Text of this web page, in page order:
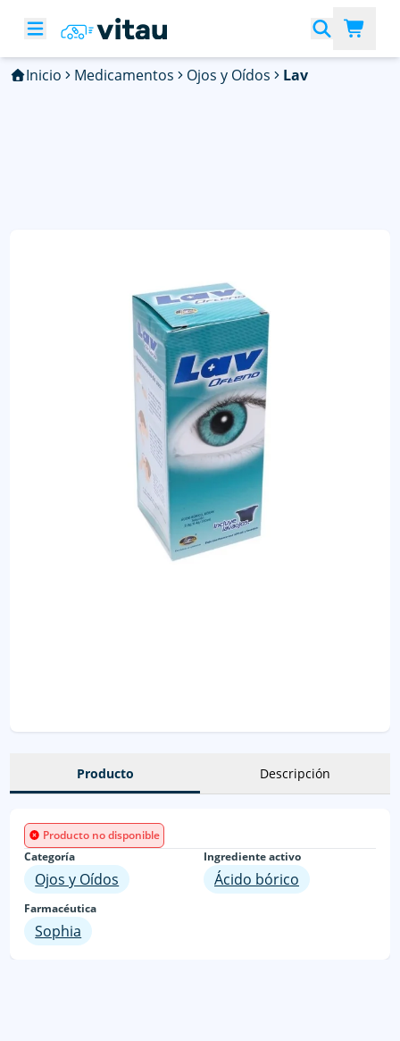
Inicio Medicamentos Ojos y Oídos Lav
Producto Descripción
Producto no disponible
Categoría
Ojos y Oídos
Ingrediente activo
Ácido bórico
Farmacéutica
Sophia